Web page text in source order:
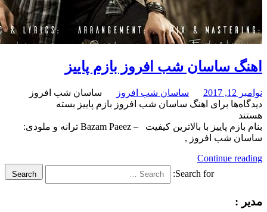
شب افروز بازم پاییز
ساسان شب افروز
برای اهنگ ساسان شب افروز بازم پاییز بسته
ساسان شب افروز
بنام بازم پاییز با بالاترین کیفیت – Bazam Paeez ترانه و ملودی:
افروز ,
Search for: